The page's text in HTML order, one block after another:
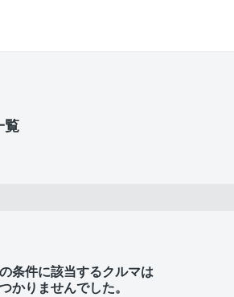
覧
条件に該当するクルマは
かりませんでした。